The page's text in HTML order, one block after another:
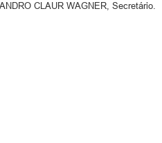
CLAUR WAGNER, Secretário.